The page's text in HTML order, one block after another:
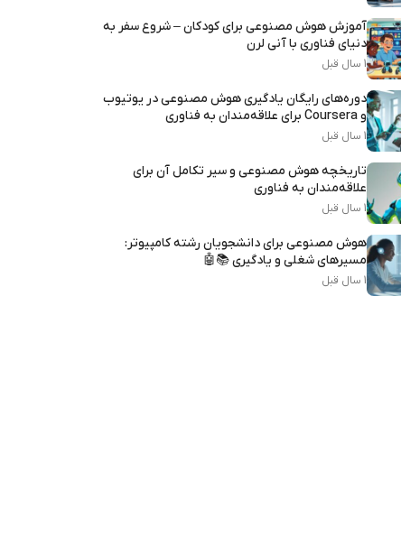
آموزش هوش مصنوعی برای کودکان – شروع سفر به
دنیای فناوری با آنی لرن
1 سال قبل
دوره‌های رایگان یادگیری هوش مصنوعی در یوتیوب
و Coursera برای علاقه‌مندان به فناوری
1 سال قبل
تاریخچه هوش مصنوعی و سیر تکامل آن برای
علاقه‌مندان به فناوری
1 سال قبل
هوش مصنوعی برای دانشجویان رشته کامپیوتر:
مسیرهای شغلی و یادگیری 📚🤖
1 سال قبل